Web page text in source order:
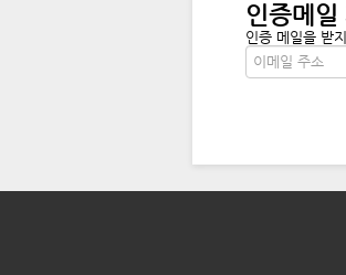
인증메일
인증 메일을 받